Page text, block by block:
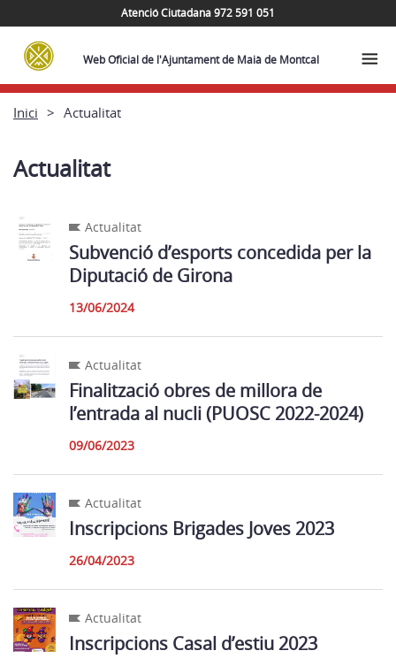
Atenció Ciutadana 972 591 051
Web Oficial de l'Ajuntament de Maià de Montcal
Inici Actualitat
Actualitat
Actualitat
Subvenció d’esports concedida per la
Diputació de Girona
13/06/2024
Actualitat
Finalització obres de millora de
l’entrada al nucli (PUOSC 2022-2024)
09/06/2023
Actualitat
Inscripcions Brigades Joves 2023
26/04/2023
Actualitat
Inscripcions Casal d’estiu 2023